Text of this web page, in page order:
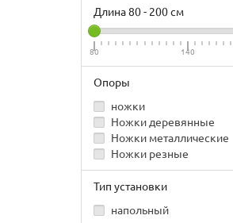
Длина80- 200см
80 140
Опоры
ножки
Ножки деревянные
Ножки металлические
Ножки резные
Тип установки
напольный